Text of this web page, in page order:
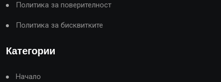
Политика за поверителност
Политика за бисквитките
Категории
Начало